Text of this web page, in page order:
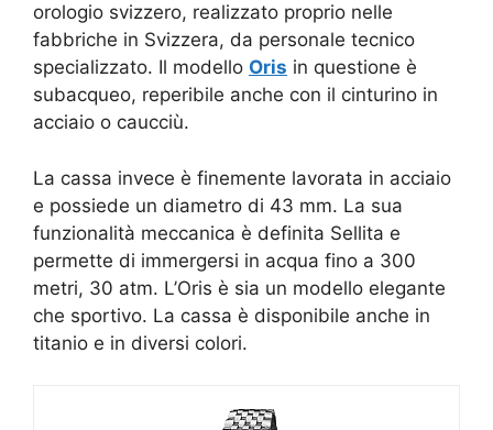
orologio svizzero, realizzato proprio nelle
fabbriche in Svizzera, da personale tecnico
specializzato. Il modello Oris in questione è
subacqueo, reperibile anche con il cinturino in
acciaio o caucciù.
La cassa invece è finemente lavorata in acciaio
e possiede un diametro di 43 mm. La sua
funzionalità meccanica è definita Sellita e
permette di immergersi in acqua fino a 300
metri, 30 atm. L’Oris è sia un modello elegante
che sportivo. La cassa è disponibile anche in
titanio e in diversi colori.